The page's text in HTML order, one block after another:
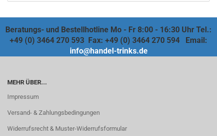
Beratungs- und Bestellhotline Mo - Fr 8:00 - 16:30 Uhr Tel.:
+49 (0) 3464 270 593 Fax: +49 (0) 3464 270 594 Email:
info@handel-trinks.de
MEHR ÜBER...
Impressum
Versand- & Zahlungsbedingungen
Widerrufsrecht & Muster-Widerrufsformular